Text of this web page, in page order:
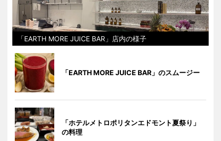
「EARTH MORE JUICE BAR」店内の様子
「EARTH MORE JUICE BAR」のスムージー
「ホテルメトロポリタンエドモント夏祭り」
の料理